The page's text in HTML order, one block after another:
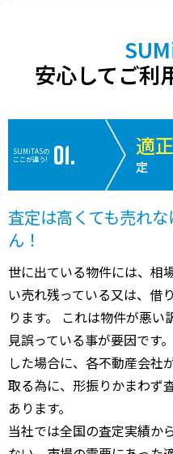
安心してご利
SUMiTASの
ここが違う!
適
定
査定は高くても売れ
ん！
世に出ている物件には、相
い売れ残っている又は、借
ります。 これは物件が悪
見誤っている事が要因です
した場合に、各不動産会社
取る為に、形振りかまわず
あります。
当社では全国の査定実績か